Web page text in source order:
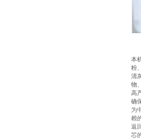
本
粉
清
物
高
确
为
赖
返
芯